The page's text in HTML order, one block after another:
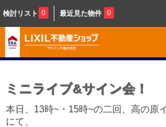
検討リスト 0 最近見た物件 0
ミニライブ&サイン会！
本日、13時~・15時~の二回、高の原
にて、